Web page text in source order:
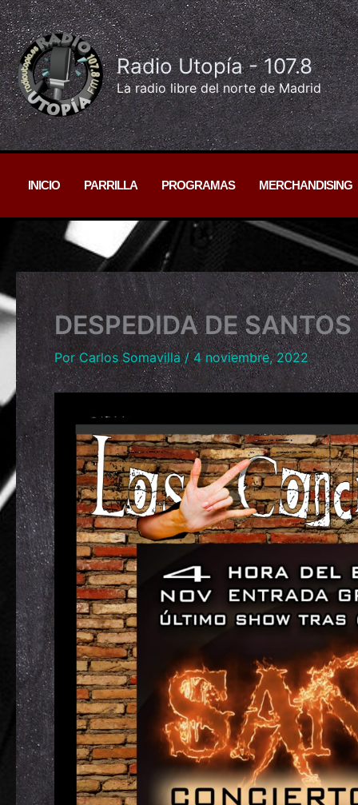
Ir
al
contenido
Radio Utopía - 107.8
La radio libre del norte de Madrid
INICIO PARRILLA PROGRAMAS MERCHANDISING
DESPEDIDA DE SANTOS
Por Carlos Somavilla/4 noviembre, 2022